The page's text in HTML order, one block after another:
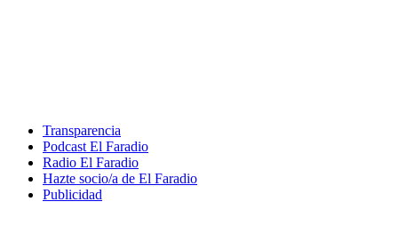
Transparencia
Podcast El Faradio
Radio El Faradio
Hazte socio/a de El Faradio
Publicidad